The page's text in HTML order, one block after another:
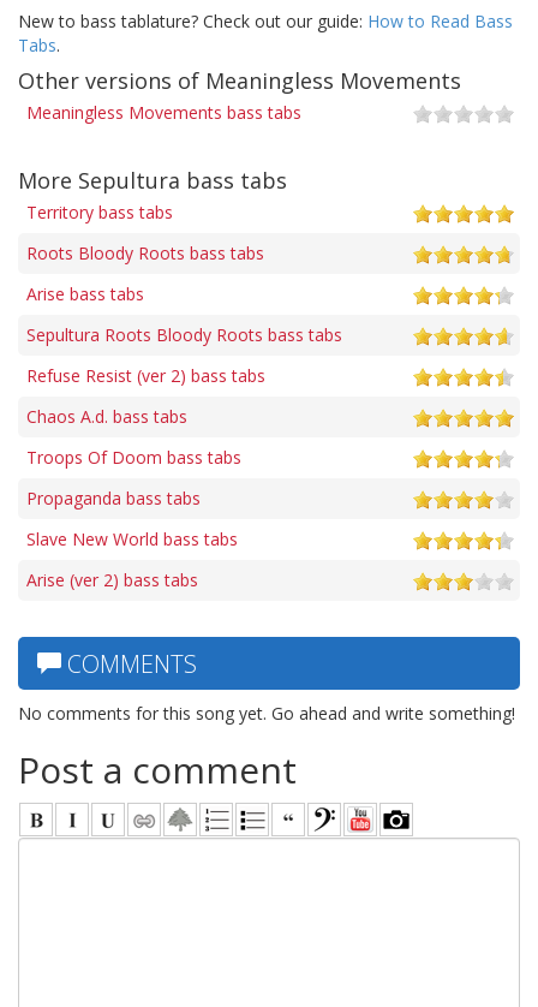
New to bass tablature? Check out our guide: How to Read Bass
Tabs.
Other versions of Meaningless Movements
Meaningless Movements bass tabs
More Sepultura bass tabs
Territory bass tabs
Roots Bloody Roots bass tabs
Arise bass tabs
Sepultura Roots Bloody Roots bass tabs
Refuse Resist (ver 2) bass tabs
Chaos A.d. bass tabs
Troops Of Doom bass tabs
Propaganda bass tabs
Slave New World bass tabs
Arise (ver 2) bass tabs
COMMENTS
No comments for this song yet. Go ahead and write something!
Post a comment